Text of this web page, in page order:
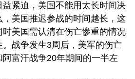
紧迫，美国不能用太长时间决
美国推迟参战的时间越长，这
美国需认清在伤亡惨重的情况
战争发生3周后，美军的伤亡
阿富汗战争20年期间的一半左